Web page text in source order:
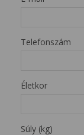
Telefonszám
Életkor
Súly (kg)